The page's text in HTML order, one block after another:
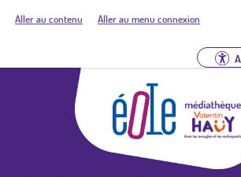
Aller au contenu Aller au menu connexion